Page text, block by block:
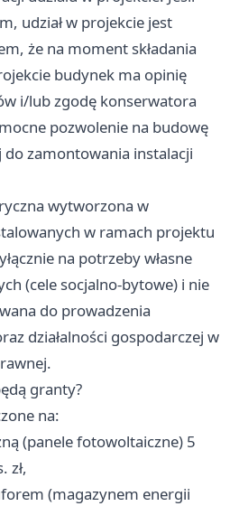
udział w projekcie jest
że na moment składania
budynek ma opinię
i/lub zgodę konserwatora
pozwolenie na budowę
zamontowania instalacji
wytworzona w
w ramach projektu
na potrzeby własne
(cele socjalno-bytowe) i nie
do prowadzenia
działalności gospodarczej w
granty?
na:
(panele fotowoltaiczne) 5
zł,
(magazynem energii